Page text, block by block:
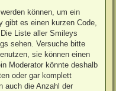
können, um ein
gibt es einen kurzen Code,
Liste aller Smileys
sehen. Versuche bitte
sie können einen
Moderator könnte deshalb
oder gar komplett
auch die Anzahl der